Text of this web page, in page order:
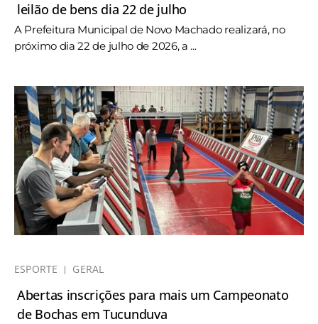
leilão de bens dia 22 de julho
A Prefeitura Municipal de Novo Machado realizará, no
próximo dia 22 de julho de 2026, a ...
ESPORTE GERAL
Abertas inscrições para mais um Campeonato
de Bochas em Tucunduva